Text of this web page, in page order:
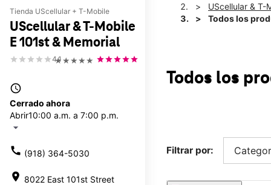
Tienda UScellular + T-Mobile
UScellular & T-Mobile
E 101st & Memorial
★★★★★
4.1
access_time
Cerrado ahora
Abrir10:00 a.m. a 7:00 p.m.
arrow_drop_down
call (918) 364-5030
location_on 8022 East 101st Street
UScellular & T-
Todos los
Todos los
Filtrar por: